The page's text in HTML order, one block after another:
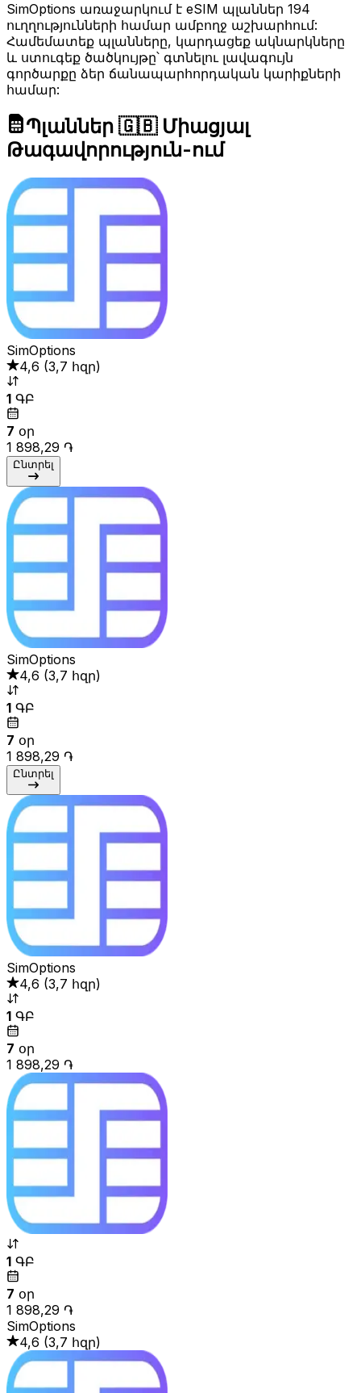
SimOptions առաջարկում է eSIM պլաններ 194
ուղղությունների համար ամբողջ աշխարհում:
Համեմատեք պլանները, կարդացեք ակնարկները
և ստուգեք ծածկույթը՝ գտնելու լավագույն
գործարքը ձեր ճանապարհորդական կարիքների
համար:
Պլաններ 🇬🇧 Միացյալ
Թագավորություն-ում
SimOptions
4,6 (3,7 հզր)
1 ԳԲ
7 օր
1 898,29 ֏
Ընտրել
SimOptions
4,6 (3,7 հզր)
1 ԳԲ
7 օր
1 898,29 ֏
Ընտրել
SimOptions
4,6 (3,7 հզր)
1 ԳԲ
7 օր
1 898,29 ֏
1 ԳԲ
7 օր
1 898,29 ֏
SimOptions
4,6 (3,7 հզր)